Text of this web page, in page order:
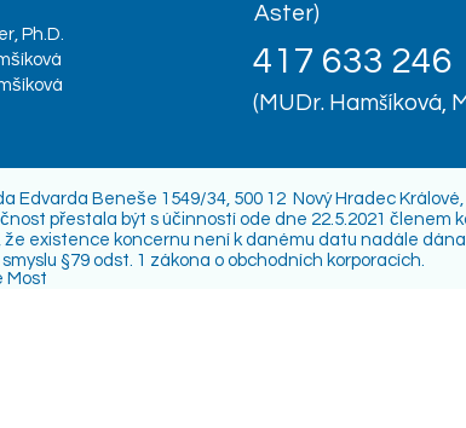
Ph.D.
Aster)
417 633 246
(MUDr. Hamšíková,
Beneše 1549/34, 500 12 Nový Hradec Králové,
přestala být s účinností ode dne 22.5.2021 členem
existence koncernu není k danému datu nadále dána
§79 odst. 1 zákona o obchodních korporacích.
Most